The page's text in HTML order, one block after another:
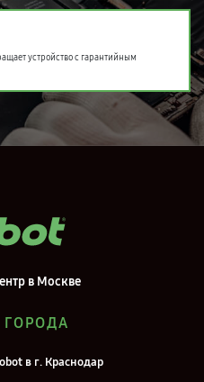
устройство с гарантийным
в Москве
ГОРОДА
в г. Краснодар